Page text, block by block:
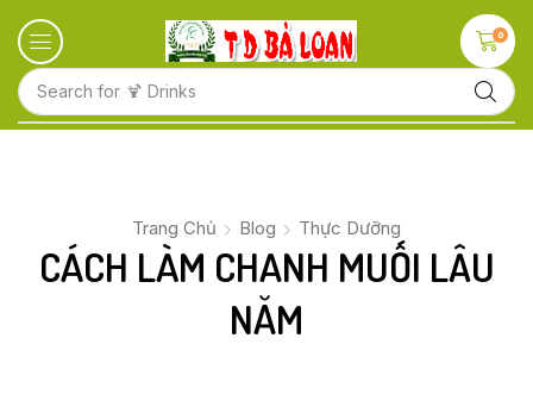
Search for 🍋 Fruits
0
Trang Chủ Blog Thực Dưỡng
CÁCH LÀM CHANH MUỐI LÂU
NĂM